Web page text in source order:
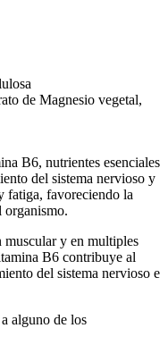
de Magnesio vegetal,
B6, nutrientes esenciales
del sistema nervioso y
fatiga, favoreciendo la
organismo.
muscular y en multiples
B6 contribuye al
del sistema nervioso e
alguno de los